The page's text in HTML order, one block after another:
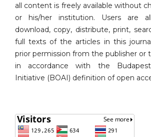
all content is freely available without
or his/her institution. Users are
download, copy, distribute, print,
full texts of the articles in this
prior permission from the publisher or
in accordance with the
Initiative (BOAI) definition of open